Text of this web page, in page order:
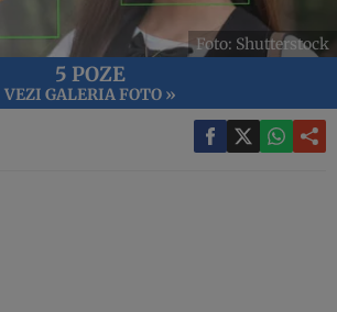
Foto: Shutterstock
5 POZE
VEZI GALERIA FOTO »